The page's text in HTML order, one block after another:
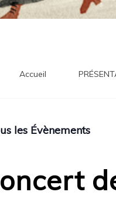
Accueil
les Évènements